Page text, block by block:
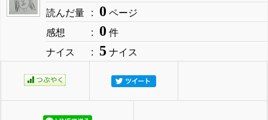
読んだ量
0 ページ
感想
0 件
ナイス
5 ナイス